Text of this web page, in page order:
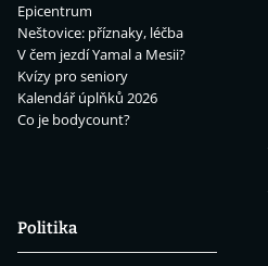
Epicentrum
Neštovice: příznaky, léčba
V čem jezdí Yamal a Mesii?
Kvízy pro seniory
Kalendář úplňků 2026
Co je bodycount?
Politika